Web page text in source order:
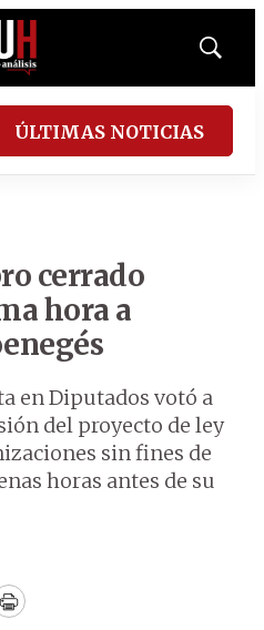
Mostrar
ÚLTIMAS NOTICIAS
cerrado
hora a
en Diputados votó a
del proyecto de ley
sin fines de
horas antes de su
Print